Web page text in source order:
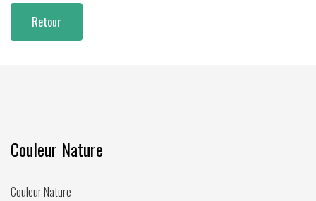
Retour
Couleur Nature
Couleur Nature